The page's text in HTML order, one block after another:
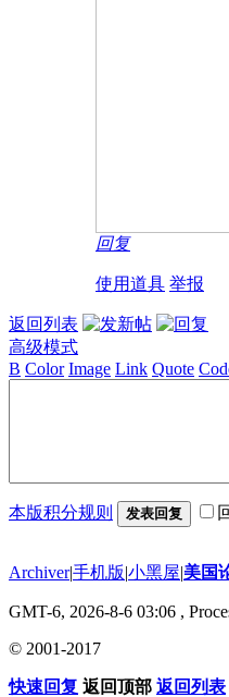
回复
使用道具 举报
返回列表
高级模式
B Color Image Link Quote
本版积分规则 发表回复
Archiver|手机版|小黑屋|美国
GMT-6, 2026-8-6 03:06 ,
© 2001-2017
快速回复 返回顶部 返回列表